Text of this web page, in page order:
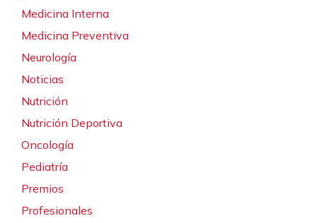
Medicina Interna
Medicina Preventiva
Neurología
Noticias
Nutrición
Nutrición Deportiva
Oncología
Pediatría
Premios
Profesionales